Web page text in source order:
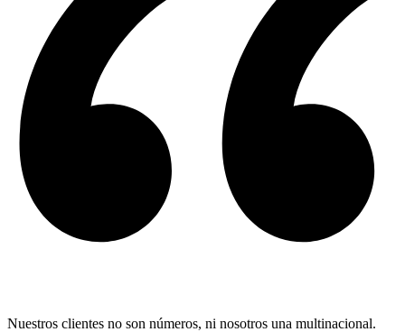
Nuestros clientes no son números, ni nosotros una multinacional.